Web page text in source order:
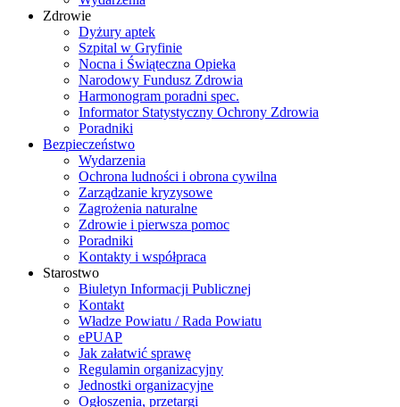
Zdrowie
Dyżury aptek
Szpital w Gryfinie
Nocna i Świąteczna Opieka
Narodowy Fundusz Zdrowia
Harmonogram poradni spec.
Informator Statystyczny Ochrony Zdrowia
Poradniki
Bezpieczeństwo
Wydarzenia
Ochrona ludności i obrona cywilna
Zarządzanie kryzysowe
Zagrożenia naturalne
Zdrowie i pierwsza pomoc
Poradniki
Kontakty i współpraca
Starostwo
Biuletyn Informacji Publicznej
Kontakt
Władze Powiatu / Rada Powiatu
ePUAP
Jak załatwić sprawę
Regulamin organizacyjny
Jednostki organizacyjne
Ogłoszenia, przetargi